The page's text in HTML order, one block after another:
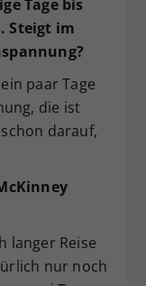
Tage bis
Steigt im
paar Tage
die ist
darauf,
langer Reise
nur noch